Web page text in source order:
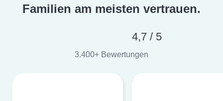
Familien am meisten vertrauen.
4,7 / 5
3.400+ Bewertungen